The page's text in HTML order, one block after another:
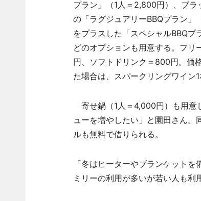
プラン」（1人＝2,800円）、ブ
の「ラグジュアリーBBQプラン」
をプラスした「スペシャルBBQ
どのオプションも用意する。フ
円、ソフトドリンク＝800円。価
た場合は、スパークリングワイン1
寄せ鍋（1人＝4,000円）も用意
ューを増やしたい」と園田さん。
ルも無料で借りられる。
「冬はヒーターやブランケット
ミリーの利用が多いが若い人も利